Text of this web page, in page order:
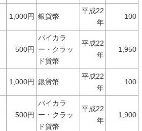
1,000円 銀貨幣
平成22
年
100
500円
バイカラ
ー・クラッ
ド貨幣
平成22
年
1,950
1,000円 銀貨幣
平成22
年
100
500円
バイカラ
ー・クラッ
ド貨幣
平成22
年
1,900